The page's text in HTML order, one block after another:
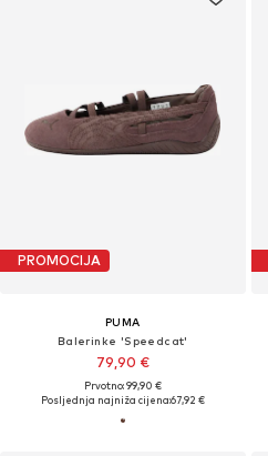
PROMOCIJA
PUMA
Balerinke 'Speedcat'
79,90 €
Prvotno: 99,90 €
Posljednja najniža cijena:67,92 €